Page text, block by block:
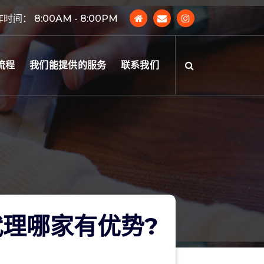
时间： 8:00AM - 8:00PM
程 我们能提供的服务 联系我们
哪家有优势?